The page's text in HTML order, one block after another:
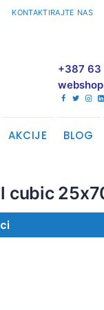
KONTAKTIRAJTE NAS
+387
AKCIJE BLOG
cubic